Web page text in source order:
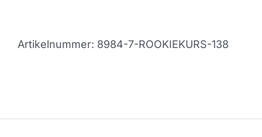
Artikelnummer: 8984-7-ROOKIEKURS-138